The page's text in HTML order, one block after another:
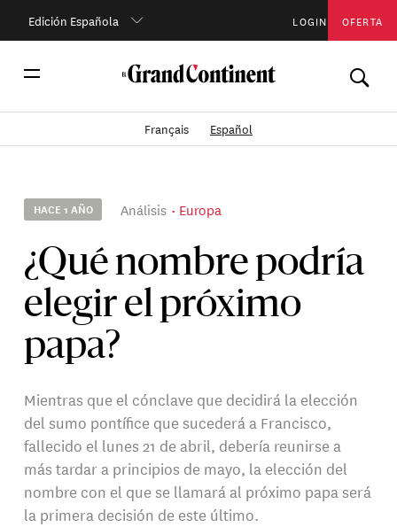
Edición Española LOGIN OFERTA
Français Español
HACE 1 AÑO Análisis Europa
¿Qué nombre podría
elegir el próximo
papa?
Mientras que el cónclave que decidirá la elección
del sumo pontífice que sucederá a Francisco,
fallecido el lunes 21 de abril, debería reunirse a
más tardar a principios de mayo, la elección del
nombre con el que se llamará al próximo papa será
la primera decisión de este último.